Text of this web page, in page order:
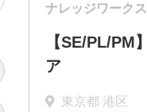
ナレッジワーク
【SE/PL/PM
ア
東京都 港区